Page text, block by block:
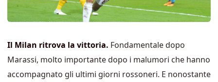
Il Milan ritrova la vittoria. Fondamentale dopo
Marassi, molto importante dopo i malumori che hanno
accompagnato gli ultimi giorni rossoneri. E nonostante